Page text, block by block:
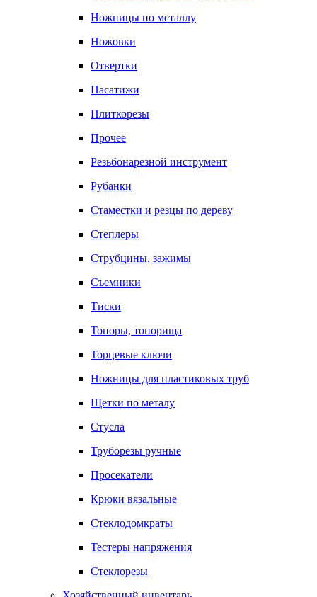
Ножницы по металлу
Ножовки
Отвертки
Пасатижи
Плиткорезы
Прочее
Резьбонарезной инструмент
Рубанки
Стаместки и резцы по дереву
Степлеры
Струбцины, зажимы
Съемники
Тиски
Топоры, топорища
Торцевые ключи
Ножницы для пластиковых труб
Щетки по металу
Стусла
Труборезы ручные
Просекатели
Крюки вязальные
Стеклодомкраты
Тестеры напряжения
Стеклорезы